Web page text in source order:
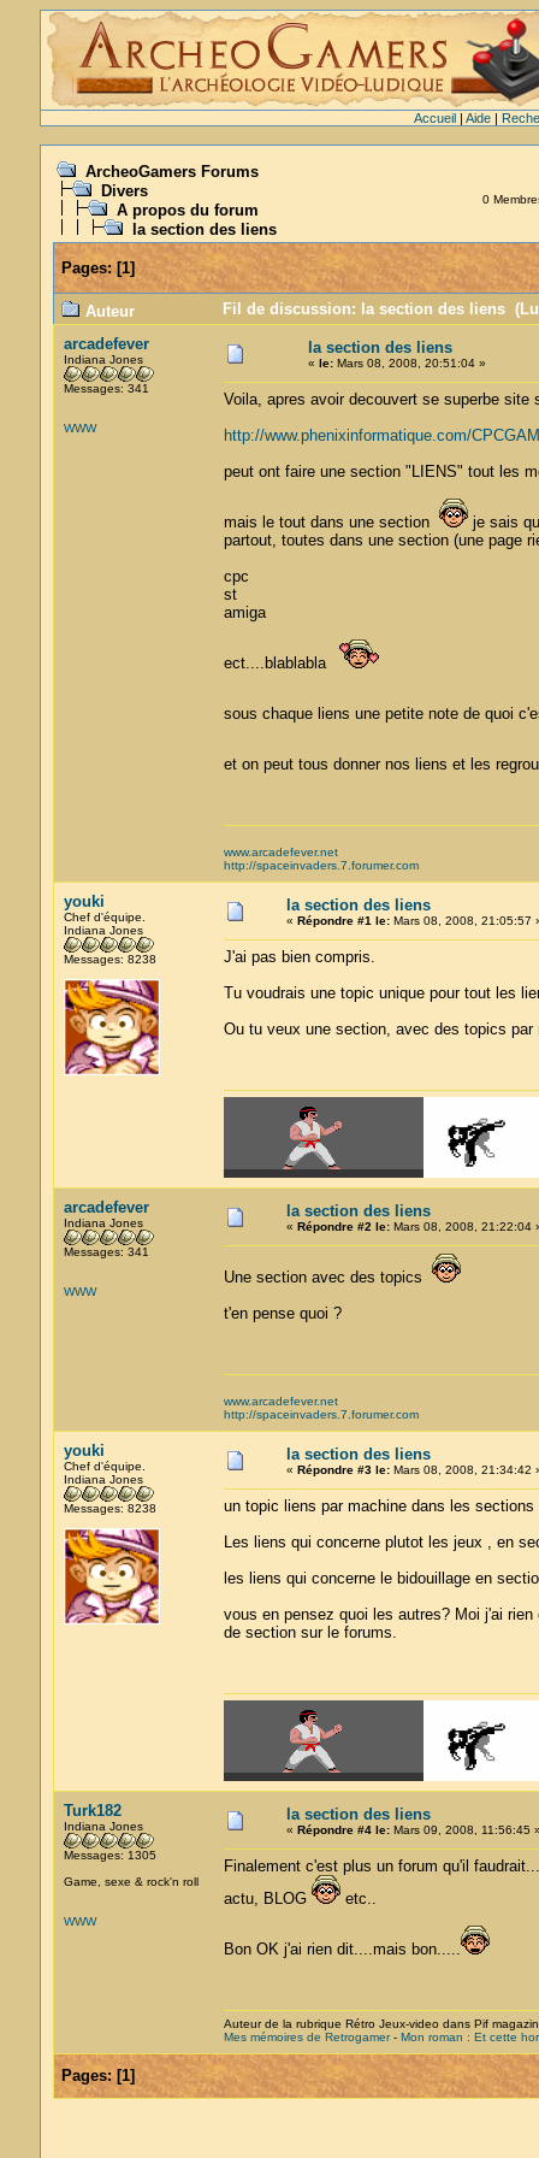
Accueil| Aide|
ArcheoGamers Forums
Divers
A propos du forum
la section des liens
0
Pages:[1]
Auteur
Fil de discussion: la section des liens (Lu
arcadefever
Indiana Jones
Messages: 341
WWW
la section des liens
« le:Mars 08, 2008, 20:51:04 »
Voila, apres avoir decouvert se superbe site
http://www.phenixinformatique.com/
peut ont faire une section "LIENS" tout les
mais le tout dans une section
je sais
partout, toutes dans une section (une page
cpc
st
amiga
ect....blablabla
sous chaque liens une petite note de quoi
et on peut tous donner nos liens et les
www.arcadefever.net
http://spaceinvaders.7.forumer.com
youki
Chef d'équipe.
Indiana Jones
Messages: 8238
la section des liens
« Répondre #1 le:Mars 08, 2008, 21:05:57
J'ai pas bien compris.
Tu voudrais une topic unique pour tout les
Ou tu veux une section, avec des topics
arcadefever
Indiana Jones
Messages: 341
WWW
la section des liens
« Répondre #2 le:Mars 08, 2008, 21:22:04
Une section avec des topics
t'en pense quoi ?
www.arcadefever.net
http://spaceinvaders.7.forumer.com
youki
Chef d'équipe.
Indiana Jones
Messages: 8238
la section des liens
« Répondre #3 le:Mars 08, 2008, 21:34:42
un topic liens par machine dans les
Les liens qui concerne plutot les jeux , en
les liens qui concerne le bidouillage en
vous en pensez quoi les autres? Moi j'ai
de section sur le forums.
Turk182
Indiana Jones
Messages: 1305
Game, sexe & rock'n roll
WWW
la section des liens
« Répondre #4 le:Mars 09, 2008, 11:56:45
Finalement c'est plus un forum qu'il
actu, BLOG
etc..
Bon OK j'ai rien dit....mais bon.....
Auteur de la rubrique Rétro Jeux-video dans Pif
Mes mémoires de Retrogamer- Mon roman : Et cette
Pages:[1]